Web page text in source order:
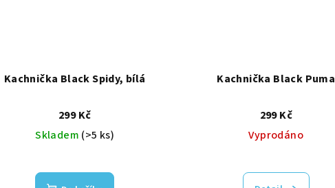
Kachnička Black Spidy, bílá
299 Kč
Skladem (>5 ks)
Kachnička Black Puma
299 Kč
Vyprodáno